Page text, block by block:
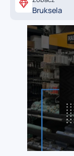
Bruksela